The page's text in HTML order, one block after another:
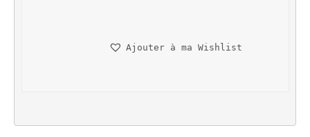
i
é
t
s
Ajouter à ma Wishlist